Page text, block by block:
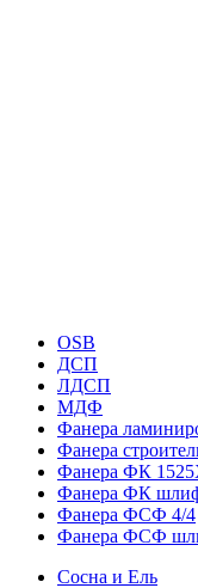
OSB
ДСП
ЛДСП
МДФ
Фанера
Фанера
Фанера ФК
Фанера ФК
Фанера ФСФ 4/4
Фанера ФСФ
Сосна и Ель